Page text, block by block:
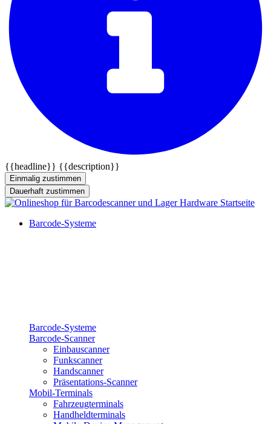
{{headline}} {{description}}
Einmalig zustimmen
Dauerhaft zustimmen
Barcode-Systeme
Barcode-Systeme
Barcode-Scanner
Einbauscanner
Funkscanner
Handscanner
Präsentations-Scanner
Mobil-Terminals
Fahrzeugterminals
Handheldterminals